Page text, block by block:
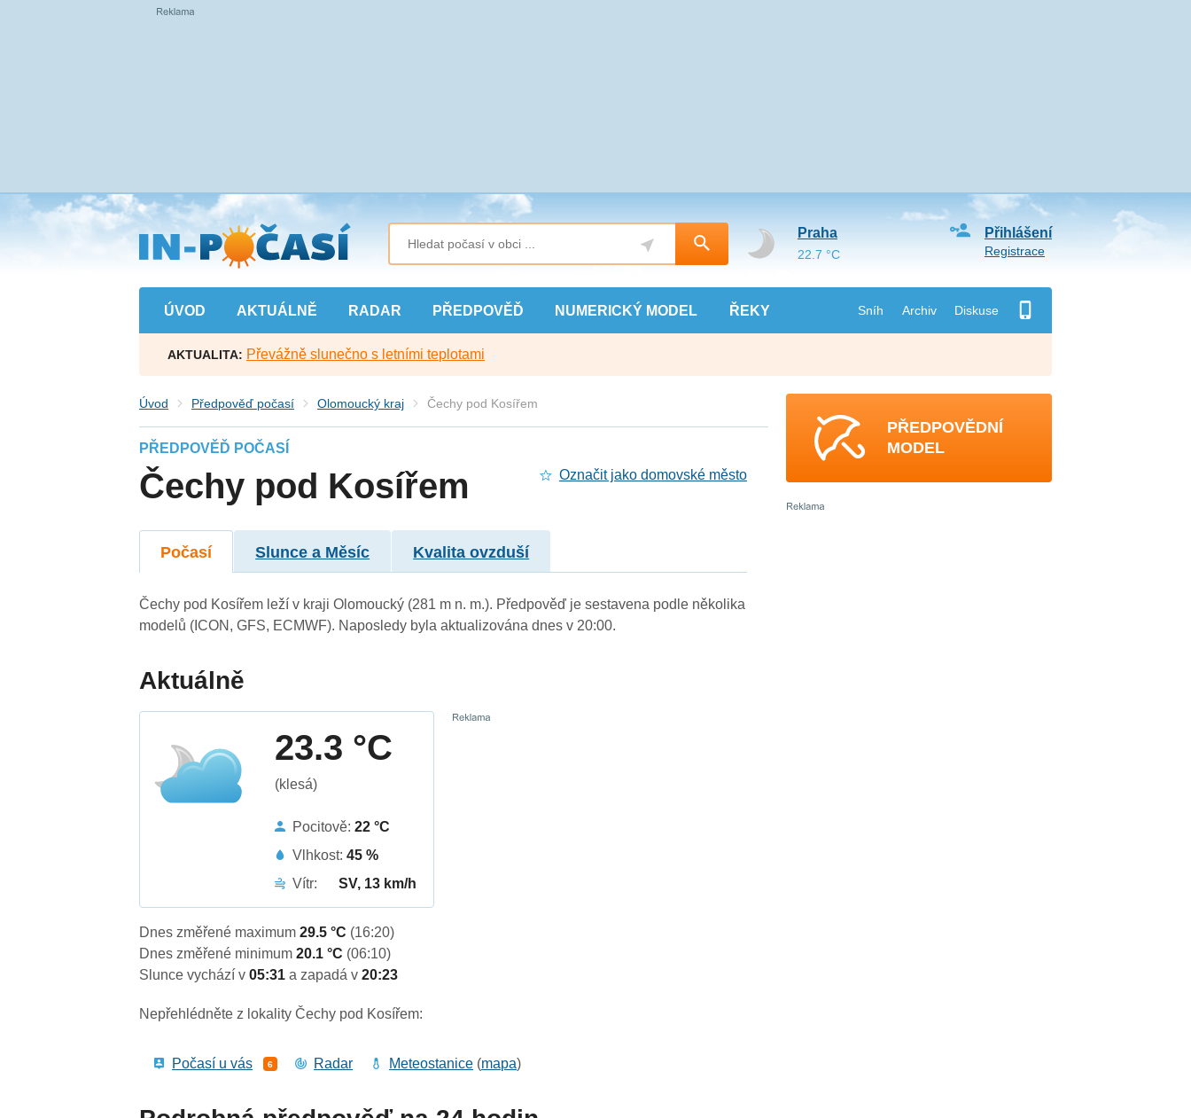
Přejít
na
hlavní
obsah
ÚVOD AKTUÁLNĚ RADAR PŘEDPOVĚĎ NUMERICKÝ MODEL ŘEKY Sníh Archiv Diskuse
Přihlášení
Registrace
Praha
22.7 °C
AKTUALITA: Převážně slunečno s letními teplotami
Úvod Předpověď počasí Olomoucký kraj Čechy pod Kosířem
PŘEDPOVĚĎ POČASÍ
Čechy pod Kosířem Označit jako domovské město
Počasí Slunce a Měsíc Kvalita ovzduší
Čechy pod Kosířem leží v kraji Olomoucký (281 m n. m.). Předpověď je sestavena podle několika
modelů (ICON, GFS, ECMWF). Naposledy byla aktualizována dnes v 20:00.
Aktuálně
23.3 °C
(klesá)
Pocitově:22 °C
Vlhkost:45 %
Vítr:
SV, 13 km/h
Dnes změřené maximum29.5 °C (16:20)
Dnes změřené minimum20.1 °C (06:10)
Slunce vychází v05:31a zapadá v20:23
Nepřehlédněte z lokality Čechy pod Kosířem:
Počasí u vás 6 Radar Meteostanice (mapa)
PŘEDPOVĚDNÍ
MODEL